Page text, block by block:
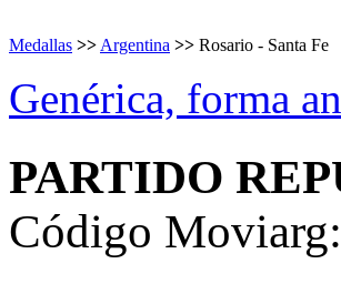
Medallas >> Argentina >> Rosario - Santa Fe
Genérica, forma
PARTIDO
Código Moviarg: